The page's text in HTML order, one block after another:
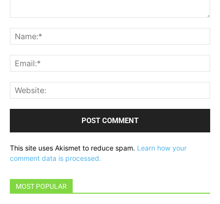
This site uses Akismet to reduce spam. Learn how your
comment data is processed.
MOST POPULAR